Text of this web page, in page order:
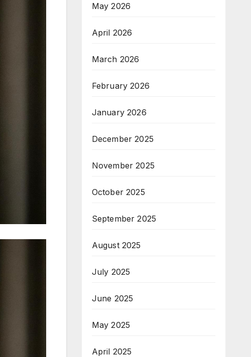
May 2026
April 2026
March 2026
February 2026
January 2026
December 2025
November 2025
October 2025
September 2025
August 2025
July 2025
June 2025
May 2025
April 2025